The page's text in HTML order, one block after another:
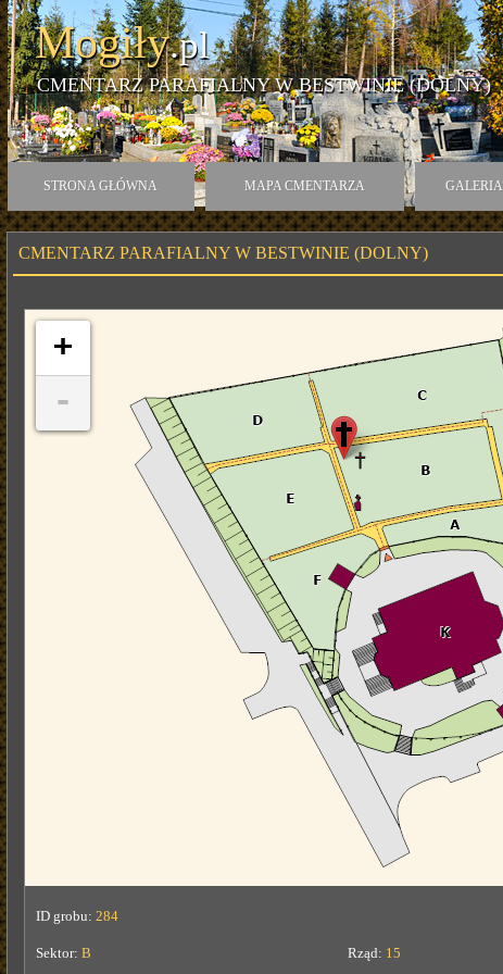
Mogiły.pl
CMENTARZ PARAFIALNY W BESTWINIE (DOLNY)
STRONA GŁÓWNA MAPA CMENTARZA GALERIA
CMENTARZ PARAFIALNY W BESTWINIE (DOLNY)
+
-
ID grobu: 284
Sektor: B Rząd: 15